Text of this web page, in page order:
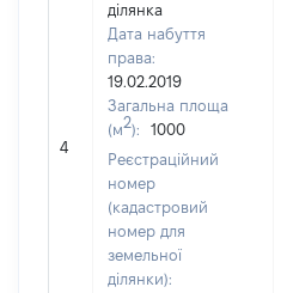
4
ділянка
Дата набуття
права:
19.02.2019
Загальна площа
(м2):
1000
Реєстраційний
номер
(кадастровий
номер для
земельної
ділянки):